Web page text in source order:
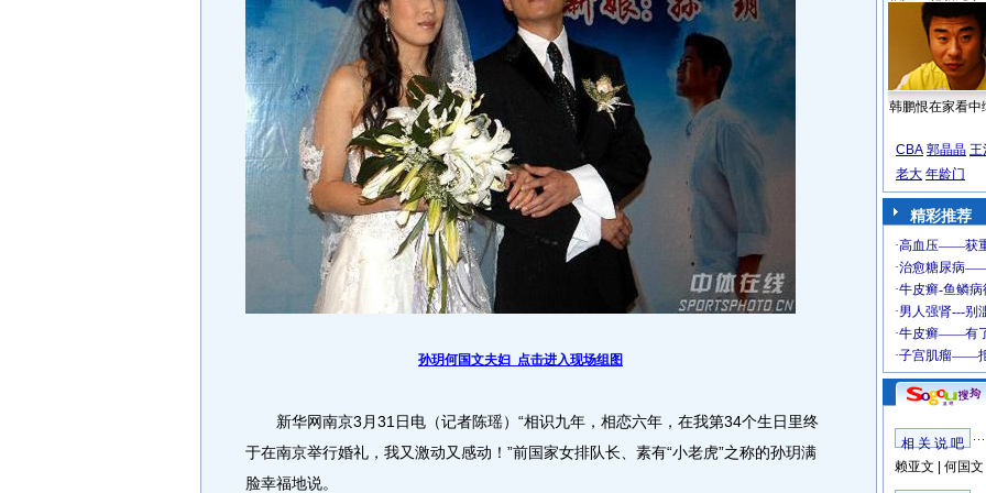
孙玥何国文夫妇 点击进入现场组图
新华网南京3月31日电（记者陈瑶）“相识九年，相恋六年，在我第34个生日里终
于在南京举行婚礼，我又激动又感动！”前国家女排队长、素有“小老虎”之称的孙玥满
脸幸福地说。
韩鹏恨在家看中
CBA 郭晶晶 王
老大 年龄门
精彩推荐
相 关 说 吧
赖亚文
何国文